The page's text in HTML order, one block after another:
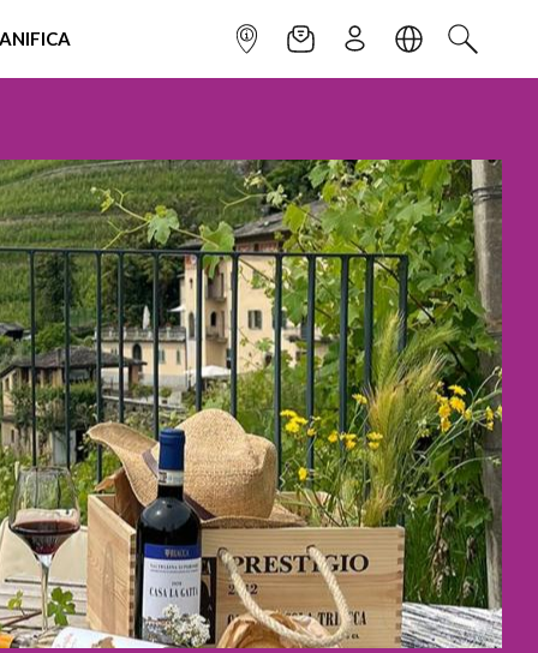
INFOPOINTNEWSLETTER
ISCRIVITILINGUACERCA